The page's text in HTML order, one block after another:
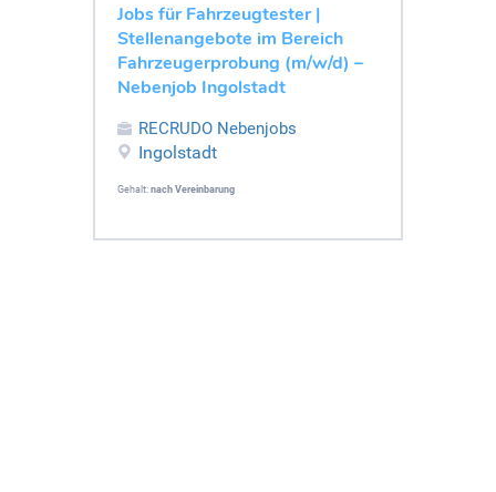
Jobs für Fahrzeugtester |
Stellenangebote im Bereich
Fahrzeugerprobung (m/w/d) –
Nebenjob Ingolstadt
RECRUDO Nebenjobs
Ingolstadt
Gehalt: nach Vereinbarung